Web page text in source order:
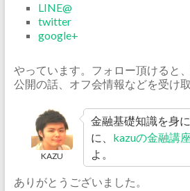
LINE@
twitter
google+
やっています。フォロー頂けると
公開の話、オフ会情報などを受け取
KAZU
金融基礎知識を身
に、 kazuの金融講座
よ。
ありがとうございました。